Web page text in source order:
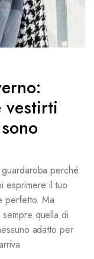
vestirti
perché
esprimere il tuo
perfetto. Ma
quella di
adatto per